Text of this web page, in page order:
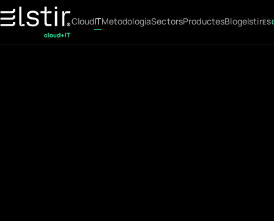
CloudITMetodologiaSectorsProductesBlogelstirES